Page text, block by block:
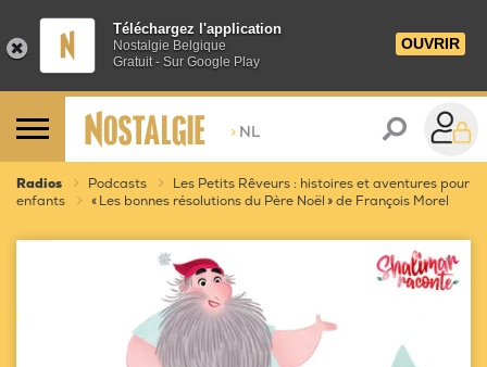
Téléchargez l'application
Nostalgie Belgique
Gratuit - Sur Google Play
OUVRIR
> NL
Radios Podcasts
Les Petits Rêveurs : histoires et aventures pour
enfants
« Les bonnes résolutions du Père Noël » de François Morel